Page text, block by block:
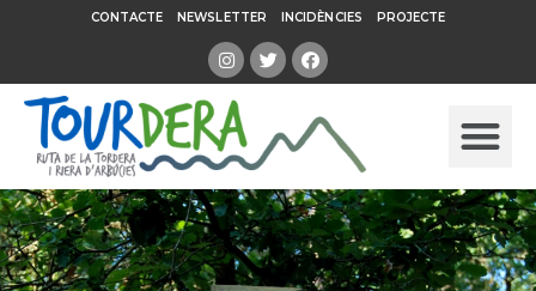
CONTACTE NEWSLETTER INCIDÈNCIES PROJECTE